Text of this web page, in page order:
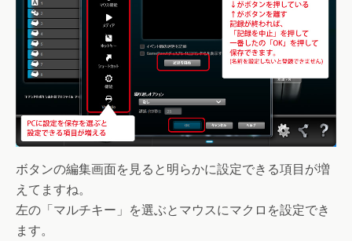
ボタンの編集画面を見ると明らかに設定できる項目が増
えてますね。
左の「マルチキー」を選ぶとマウスにマクロを設定でき
ます。